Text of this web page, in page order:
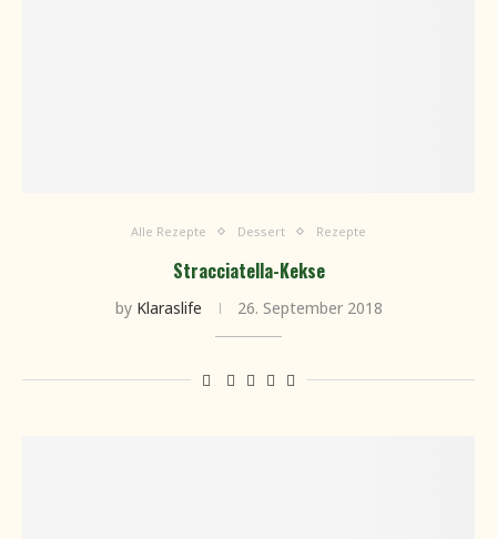
Alle Rezepte Dessert Rezepte
Stracciatella-Kekse
by Klaraslife 26. September 2018